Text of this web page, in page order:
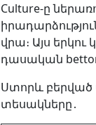
Culture-ը
վրա։ Այս
դասական
Ստորև բերված
տեսակները․